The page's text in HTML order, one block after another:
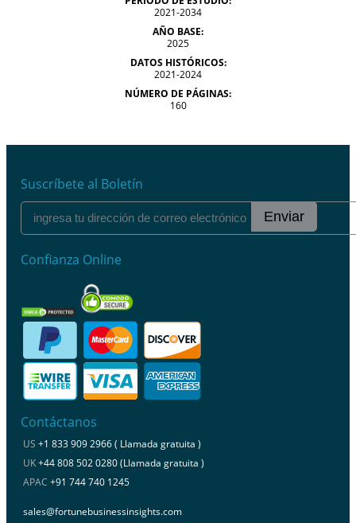
2021-2034
AÑO BASE:
2025
DATOS HISTÓRICOS:
2021-2024
NÚMERO DE PÁGINAS:
160
Suscríbete al Boletín
Enviar
Confianza Online
Contáctanos
US +1 833 909 2966 ( Llamada gratuita )
UK+44 808 502 0280 (Llamada gratuita )
APAC +91 744 740 1245
sales@fortunebusinessinsights.com